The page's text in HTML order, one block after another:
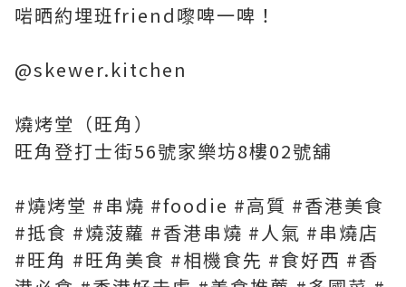
啱晒約埋班friend嚟啤一啤！
@skewer.kitchen
燒烤堂（旺角）
旺角登打士街56號家樂坊8樓02號舖
#燒烤堂 #串燒 #foodie #高質 #香港美食
#抵食 #燒菠蘿 #香港串燒 #人氣 #串燒店
#旺角 #旺角美食 #相機食先 #食好西 #香